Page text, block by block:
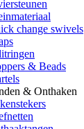
change swivels
& Beads
& Onthaken